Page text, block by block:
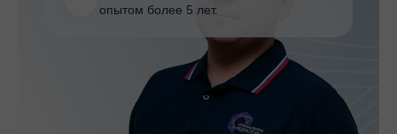
опытом более 5 лет.